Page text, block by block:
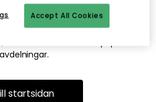
inte längre finns eller att den har
för besväret. I menyn ovan kan du
besöka en av våra populära
avdelningar.
startsidan
Accept All Cookies